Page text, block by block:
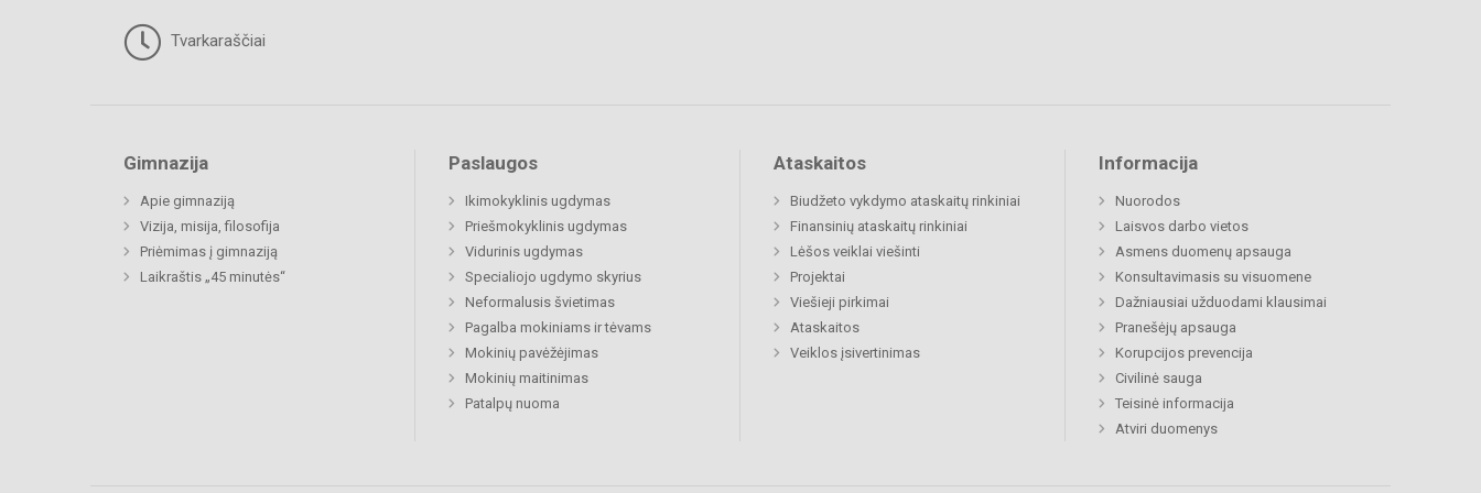
Tvarkaraščiai
Gimnazija
Apie gimnaziją
Vizija, misija, filosofija
Priėmimas į gimnaziją
Laikraštis „45 minutės“
Paslaugos
Ikimokyklinis ugdymas
Priešmokyklinis ugdymas
Vidurinis ugdymas
Specialiojo ugdymo skyrius
Neformalusis švietimas
Pagalba mokiniams ir tėvams
Mokinių pavėžėjimas
Mokinių maitinimas
Patalpų nuoma
Ataskaitos
Biudžeto vykdymo ataskaitų rinkiniai
Finansinių ataskaitų rinkiniai
Lėšos veiklai viešinti
Projektai
Viešieji pirkimai
Ataskaitos
Veiklos įsivertinimas
Informacija
Nuorodos
Laisvos darbo vietos
Asmens duomenų apsauga
Konsultavimasis su visuomene
Dažniausiai užduodami klausimai
Pranešėjų apsauga
Korupcijos prevencija
Civilinė sauga
Teisinė informacija
Atviri duomenys